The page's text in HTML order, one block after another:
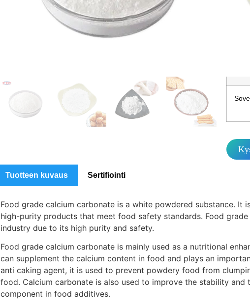
Tuotteen kuvaus Sertifiointi
Food grade calcium carbonate is a white powdered substance.
high-purity products that meet food safety standards. Food
industry due to its high purity and safety.
Food grade calcium carbonate is mainly used as a nutritional
can supplement the calcium content in food and plays an
anti caking agent, it is used to prevent powdery food from
food. Calcium carbonate is also used to improve the stability
component in food additives.